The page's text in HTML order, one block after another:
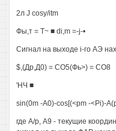
2л J cosy/itm
Фы,т = T~ ■ di,m =-j-•
Сигнал на выходе i-го АЭ
$,(Др,Д0) = СО5(Фь>) = СО8
'НЧ ■
sin(0m -A0)-cos[(<pm -<Pi)-
где А/р, А9 - текущие